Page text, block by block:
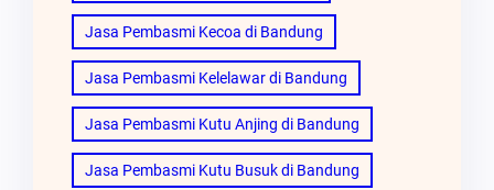
Jasa Pembasmi Kecoa di Bandung
Jasa Pembasmi Kelelawar di Bandung
Jasa Pembasmi Kutu Anjing di Bandung
Jasa Pembasmi Kutu Busuk di Bandung